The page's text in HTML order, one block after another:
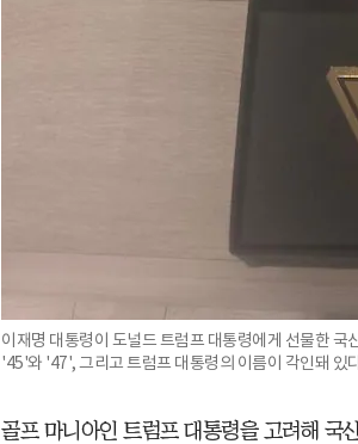
이재명 대통령이 도널드 트럼프 대통령에게 선물한 국
'45'와 '47', 그리고 트럼프 대통령의 이름이 각인돼 있
골프 마니아인 트럼프 대통령을 고려해 국